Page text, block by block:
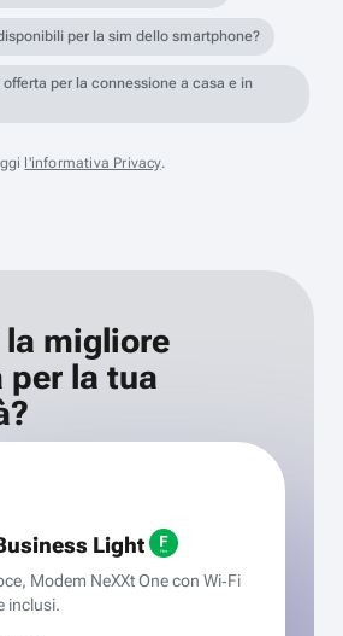
per la sim dello smartphone?
per la connessione a casa e in
l'informativa Privacy.
la migliore
per la tua
Light
Modem NeXXt One con Wi‑Fi
inclusi.